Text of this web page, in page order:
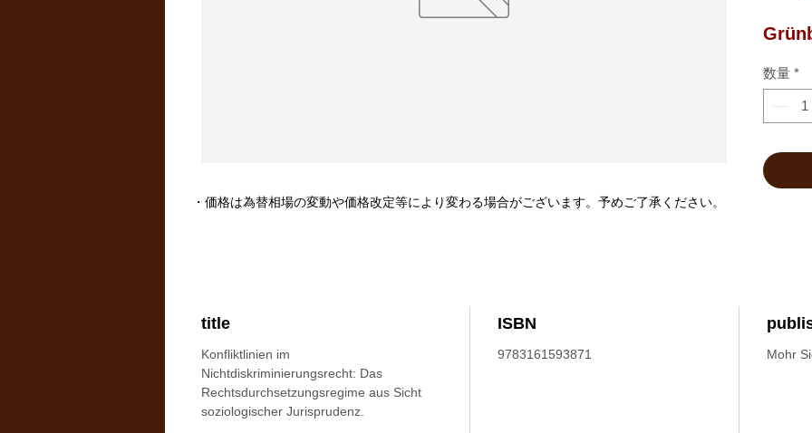
数量 *
title
Konfliktlinien im
Nichtdiskriminierungsrecht: Das
Rechtsdurchsetzungsregime aus Sicht
soziologischer Jurisprudenz.
ISBN
9783161593871 Mohr
・価格は為替相場の変動や価格改定等により変わる場合がございます。予めご了承ください。